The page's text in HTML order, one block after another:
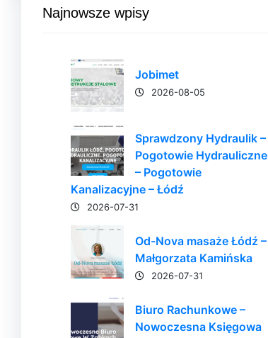
Najnowsze wpisy
Jobimet
2026-08-05
Sprawdzony Hydraulik –
Pogotowie Hydrauliczne
– Pogotowie
Kanalizacyjne – Łódź
2026-07-31
Od-Nova masaże Łódź –
Małgorzata Kamińska
2026-07-31
Biuro Rachunkowe –
Nowoczesna Księgowa